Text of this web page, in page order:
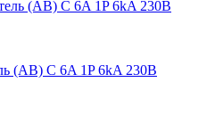
(АВ) C 6A 1P 6kA 230В